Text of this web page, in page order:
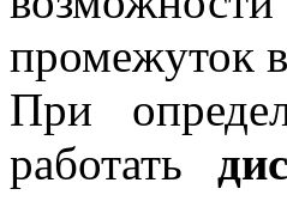
промежуток
При
работать